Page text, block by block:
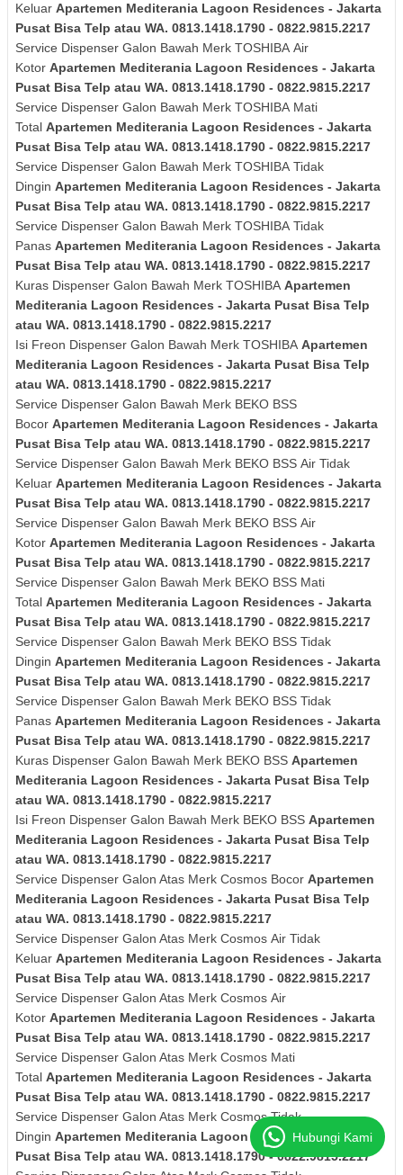
Keluar Apartemen Mediterania Lagoon Residences - Jakarta
Pusat Bisa Telp atau WA. 0813.1418.1790 - 0822.9815.2217
Service Dispenser Galon Bawah Merk TOSHIBA Air
Kotor Apartemen Mediterania Lagoon Residences - Jakarta
Pusat Bisa Telp atau WA. 0813.1418.1790 - 0822.9815.2217
Service Dispenser Galon Bawah Merk TOSHIBA Mati
Total Apartemen Mediterania Lagoon Residences - Jakarta
Pusat Bisa Telp atau WA. 0813.1418.1790 - 0822.9815.2217
Service Dispenser Galon Bawah Merk TOSHIBA Tidak
Dingin Apartemen Mediterania Lagoon Residences - Jakarta
Pusat Bisa Telp atau WA. 0813.1418.1790 - 0822.9815.2217
Service Dispenser Galon Bawah Merk TOSHIBA Tidak
Panas Apartemen Mediterania Lagoon Residences - Jakarta
Pusat Bisa Telp atau WA. 0813.1418.1790 - 0822.9815.2217
Kuras Dispenser Galon Bawah Merk TOSHIBA Apartemen
Mediterania Lagoon Residences - Jakarta Pusat Bisa Telp
atau WA. 0813.1418.1790 - 0822.9815.2217
Isi Freon Dispenser Galon Bawah Merk TOSHIBA Apartemen
Mediterania Lagoon Residences - Jakarta Pusat Bisa Telp
atau WA. 0813.1418.1790 - 0822.9815.2217
Service Dispenser Galon Bawah Merk BEKO BSS
Bocor Apartemen Mediterania Lagoon Residences - Jakarta
Pusat Bisa Telp atau WA. 0813.1418.1790 - 0822.9815.2217
Service Dispenser Galon Bawah Merk BEKO BSS Air Tidak
Keluar Apartemen Mediterania Lagoon Residences - Jakarta
Pusat Bisa Telp atau WA. 0813.1418.1790 - 0822.9815.2217
Service Dispenser Galon Bawah Merk BEKO BSS Air
Kotor Apartemen Mediterania Lagoon Residences - Jakarta
Pusat Bisa Telp atau WA. 0813.1418.1790 - 0822.9815.2217
Service Dispenser Galon Bawah Merk BEKO BSS Mati
Total Apartemen Mediterania Lagoon Residences - Jakarta
Pusat Bisa Telp atau WA. 0813.1418.1790 - 0822.9815.2217
Service Dispenser Galon Bawah Merk BEKO BSS Tidak
Dingin Apartemen Mediterania Lagoon Residences - Jakarta
Pusat Bisa Telp atau WA. 0813.1418.1790 - 0822.9815.2217
Service Dispenser Galon Bawah Merk BEKO BSS Tidak
Panas Apartemen Mediterania Lagoon Residences - Jakarta
Pusat Bisa Telp atau WA. 0813.1418.1790 - 0822.9815.2217
Kuras Dispenser Galon Bawah Merk BEKO BSS Apartemen
Mediterania Lagoon Residences - Jakarta Pusat Bisa Telp
atau WA. 0813.1418.1790 - 0822.9815.2217
Isi Freon Dispenser Galon Bawah Merk BEKO BSS Apartemen
Mediterania Lagoon Residences - Jakarta Pusat Bisa Telp
atau WA. 0813.1418.1790 - 0822.9815.2217
Service Dispenser Galon Atas Merk Cosmos Bocor Apartemen
Mediterania Lagoon Residences - Jakarta Pusat Bisa Telp
atau WA. 0813.1418.1790 - 0822.9815.2217
Service Dispenser Galon Atas Merk Cosmos Air Tidak
Keluar Apartemen Mediterania Lagoon Residences - Jakarta
Pusat Bisa Telp atau WA. 0813.1418.1790 - 0822.9815.2217
Service Dispenser Galon Atas Merk Cosmos Air
Kotor Apartemen Mediterania Lagoon Residences - Jakarta
Pusat Bisa Telp atau WA. 0813.1418.1790 - 0822.9815.2217
Service Dispenser Galon Atas Merk Cosmos Mati
Total Apartemen Mediterania Lagoon Residences - Jakarta
Pusat Bisa Telp atau WA. 0813.1418.1790 - 0822.9815.2217
Service Dispenser Galon Atas Merk CosmosTidak
Dingin Apartemen Mediterania Lagoon Residences - Jakarta
Pusat Bisa Telp atau WA. 0813.1418.1790 - 0822.9815.2217
Hubungi Kami